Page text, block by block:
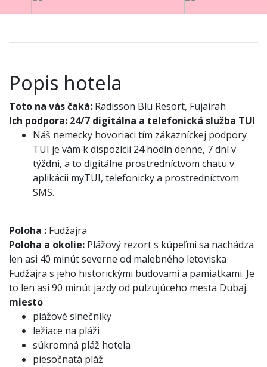
Popis hotela
Toto na vás čaká: Radisson Blu Resort, Fujairah
Ich podpora: 24/7 digitálna a telefonická služba TUI
Náš nemecky hovoriaci tím zákazníckej podpory
TUI je vám k dispozícii 24 hodín denne, 7 dní v
týždni, a to digitálne prostredníctvom chatu v
aplikácii myTUI, telefonicky a prostredníctvom
SMS.
Poloha : Fudžajra
Poloha a okolie: Plážový rezort s kúpeľmi sa nachádza
len asi 40 minút severne od malebného letoviska
Fudžajra s jeho historickými budovami a pamiatkami. Je
to len asi 90 minút jazdy od pulzujúceho mesta Dubaj.
miesto
plážové slnečníky
ležiace na pláži
súkromná pláž hotela
piesočnatá pláž